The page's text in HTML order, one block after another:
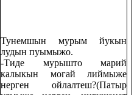
Тунемшын мурым йукын
лудын пуымыжо.
-Тиде мурышто марий
калыкын могай лиймыже
нерген ойлалтеш?(Патыр